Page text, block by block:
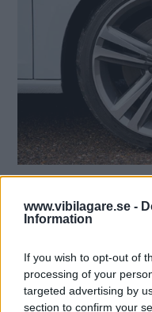
www.vibilagare.se -
Information
If you wish to opt-out of
processing of your
targeted advertising by
section to confirm your